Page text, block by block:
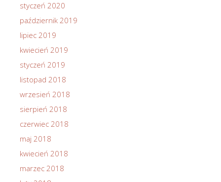
styczeń 2020
październik 2019
lipiec 2019
kwiecień 2019
styczeń 2019
listopad 2018
wrzesień 2018
sierpień 2018
czerwiec 2018
maj 2018
kwiecień 2018
marzec 2018